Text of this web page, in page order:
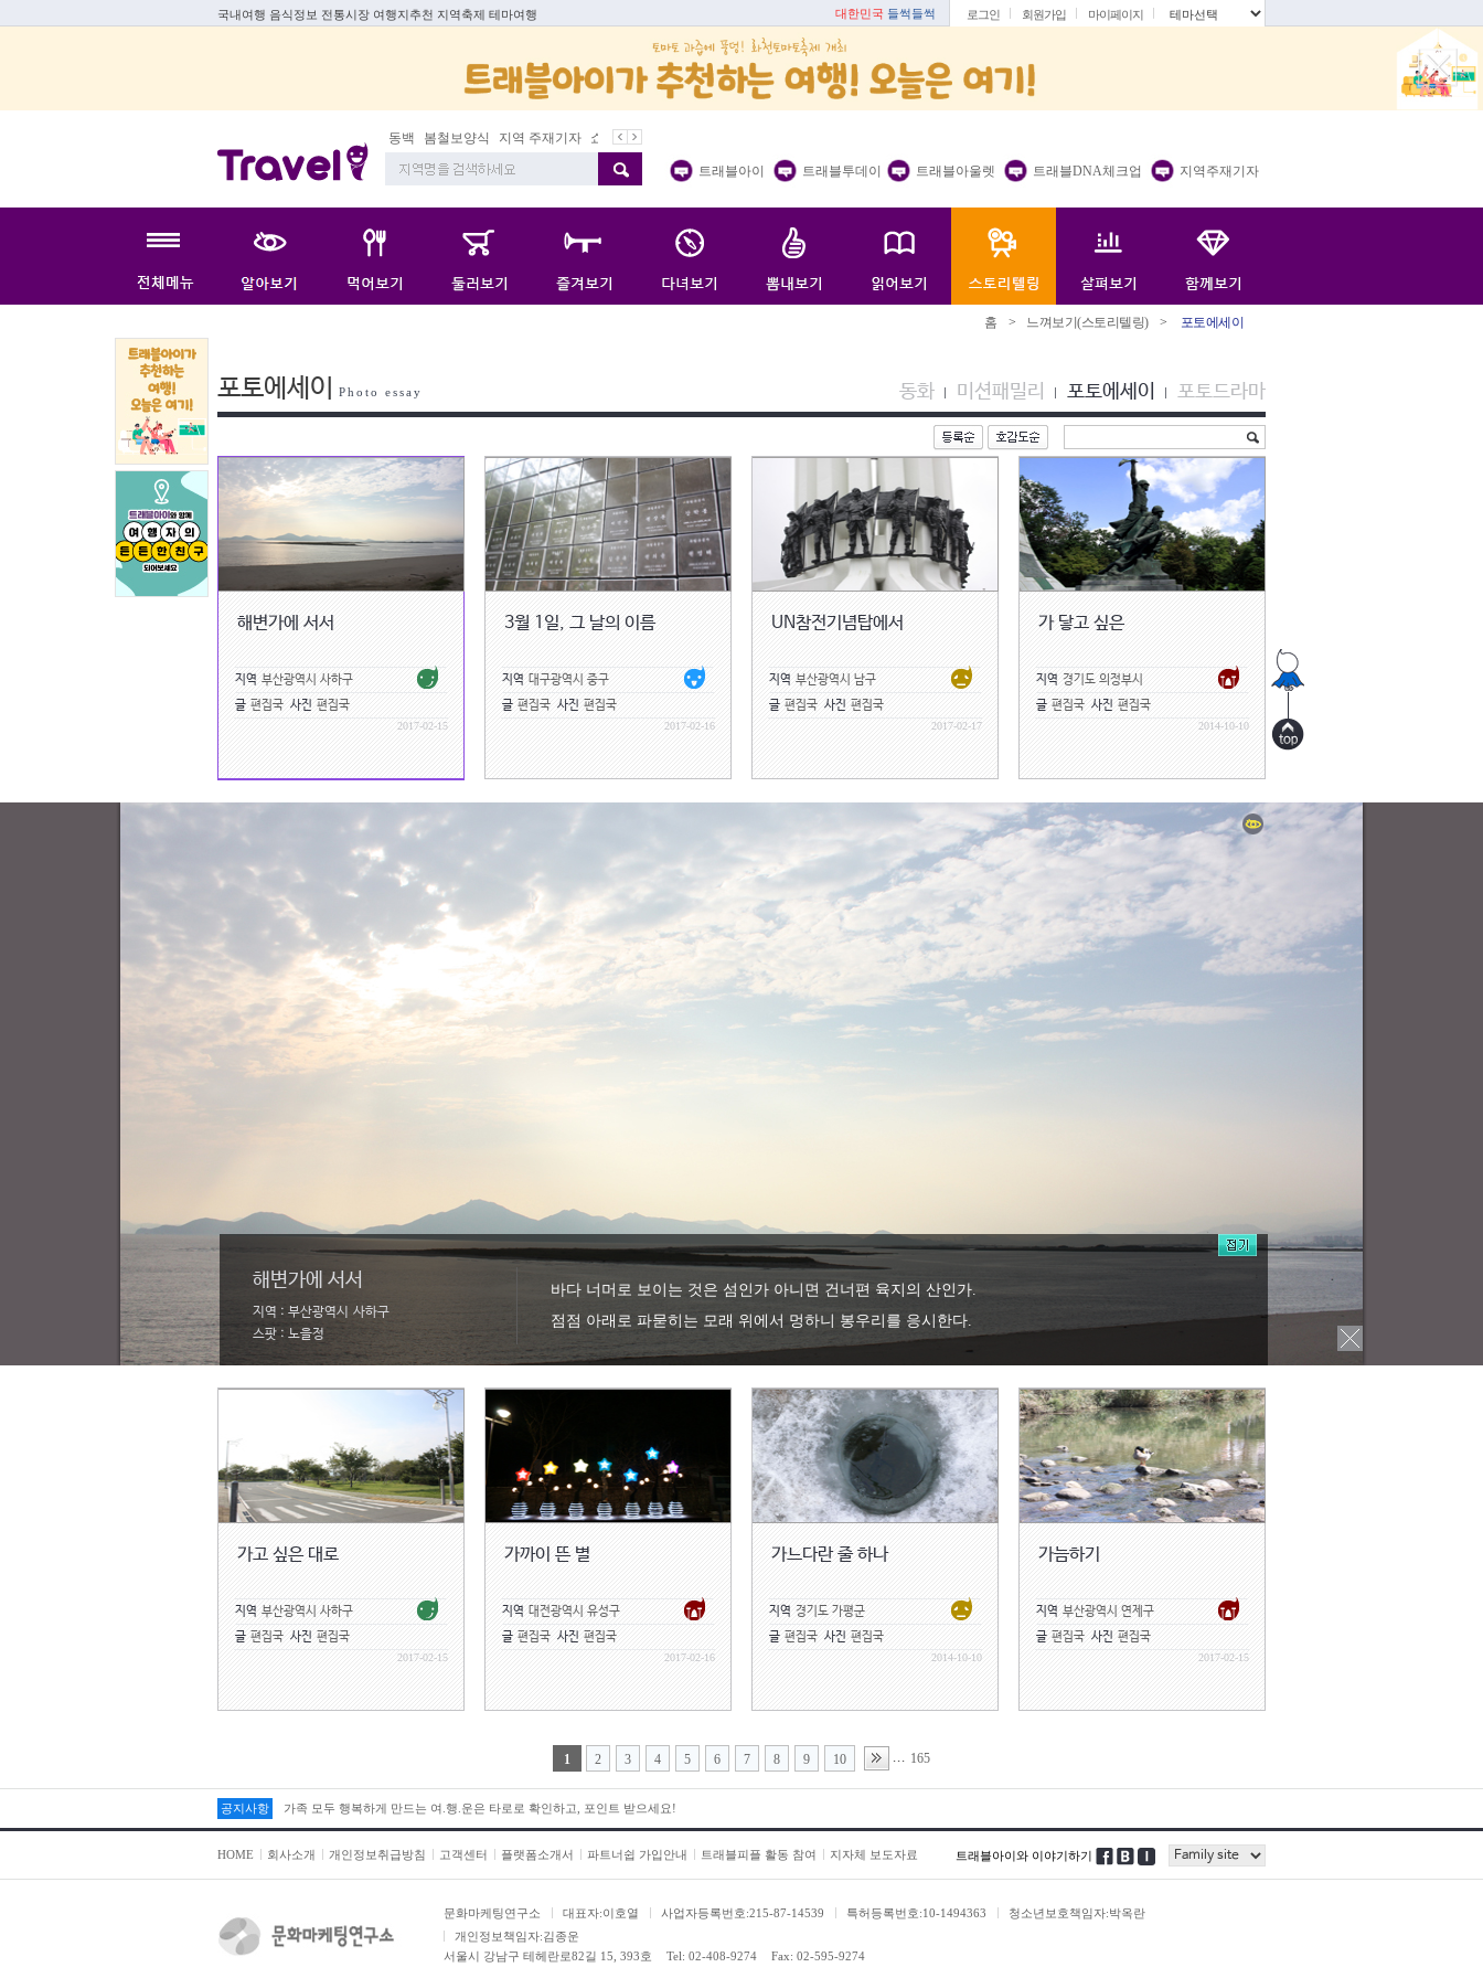
국내여행 음식정보 전통시장 여행지추천 지역축제 테마여행 대한민국 들썩들썩 로그인 회원가입 마이페이지
동백 봄철보양식 지역 주재기자 쇼 미 더 트래블아이
트래블아이 트래블투데이 트래블아울렛 트래블DNA체크업 지역주재기자
홈 > 느껴보기(스토리텔링) > 포토에세이
포토에세이 Photo essay 동화 미션패밀리 포토에세이 포토드라마
해변가에 서서
지역 부산광역시 사하구
글 편집국 사진 편집국
2017-02-15
지역 : 부산광역시 사하구
스팟 : 노을정
해변가에 서서
바다 너머로 보이는 것은 섬인가 아니면 건너편 육지의 산인가.
점점 아래로 파묻히는 모래 위에서 멍하니 봉우리를 응시한다.
3월 1일, 그 날의 이름
지역 대구광역시 중구
글 편집국 사진 편집국
2017-02-16
UN참전기념탑에서
지역 부산광역시 남구
글 편집국 사진 편집국
2017-02-17
가 닿고 싶은
지역 경기도 의정부시
글 편집국 사진 편집국
2014-10-10
가고 싶은 대로
지역 부산광역시 사하구
글 편집국 사진 편집국
2017-02-15
가까이 뜬 별
지역 대전광역시 유성구
글 편집국 사진 편집국
2017-02-16
가느다란 줄 하나
지역 경기도 가평군
글 편집국 사진 편집국
2014-10-10
가늠하기
지역 부산광역시 연제구
글 편집국 사진 편집국
2017-02-15
1 2 3 4 5 6 7 8 9 10 ... 165
공지사항 가족 모두 행복하게 만드는 여.행.운은 타로로 확인하고, 포인트 받으세요!
HOME 회사소개 개인정보취급방침 고객센터 플랫폼소개서 파트너쉽 가입안내 트래블피플 활동 참여 지자체 보도자료 트래블아이와 이야기하기
문화마케팅연구소 대표자:이호열 사업자등록번호:215-87-14539 특허등록번호:10-1494363
청소년보호책임자:박옥란
개인정보책임자:김종운
서울시 강남구 테헤란로82길 15, 393호
Tel: 02-408-9274 Fax: 02-595-9274